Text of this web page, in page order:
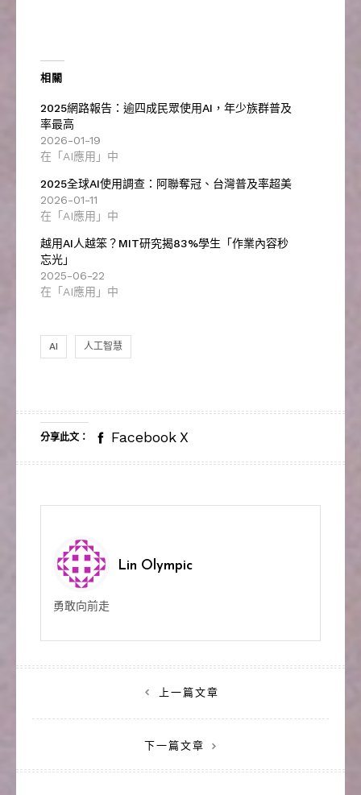
相關
2025網路報告：逾四成民眾使用AI，年少族群普及
率最高
2026-01-19
在「AI應用」中
2025全球AI使用調查：阿聯奪冠、台灣普及率超美
2026-01-11
在「AI應用」中
越用AI人越笨？MIT研究揭83%學生「作業內容秒
忘光」
2025-06-22
在「AI應用」中
AI 人工智慧
分享此文： Facebook X
Lin Olympic
勇敢向前走
章
上一篇文章
下一篇文章